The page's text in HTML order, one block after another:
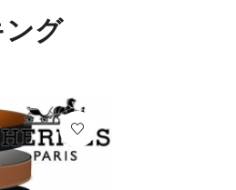
ング